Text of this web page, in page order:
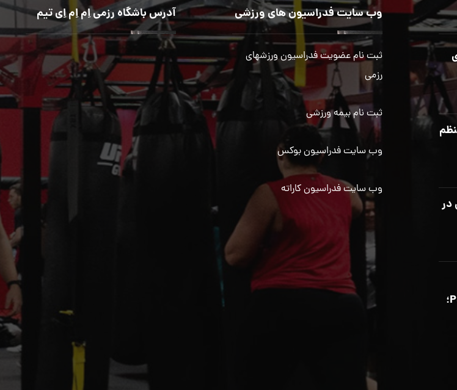
در
پارکینسون و PSP؛
وب سایت فدراسیون های ورزشی
ثبت نام عضویت فدراسیون ورزشهای
رزمی
ثبت نام بیمه ورزشی
وب سایت فدراسیون بوکس
وب سایت فدراسیون کاراته
آدرس باشگاه رزمی اِم اِم اِی تیم